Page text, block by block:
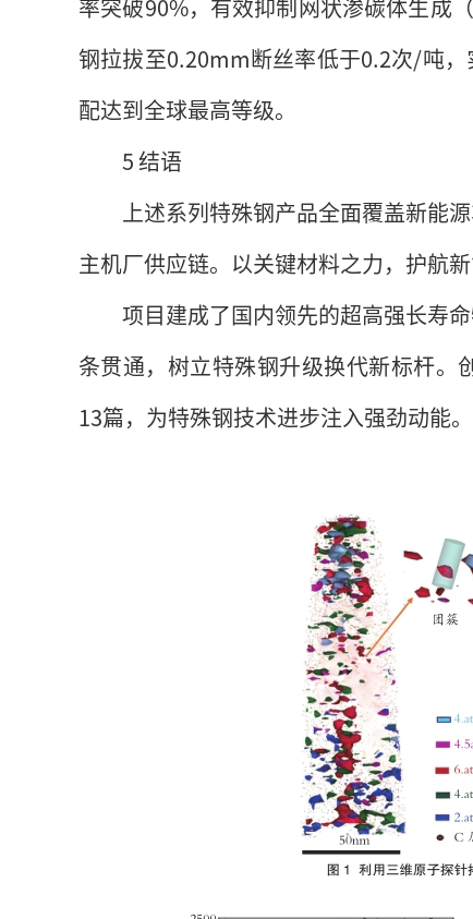
率突破90%，有效抑制网状渗碳体生成
钢拉拔至0.20mm断丝率低于0.2次/吨
配达到全球最高等级。
5 结语
上述系列特殊钢产品全面覆盖新能
主机厂供应链。以关键材料之力，护航
项目建成了国内领先的超高强长寿
条贯通，树立特殊钢升级换代新标杆。
13篇，为特殊钢技术进步注入强劲动能。